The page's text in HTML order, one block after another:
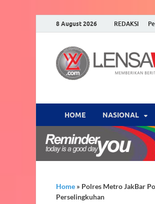
8 August 2026 REDAKSI
HOME NASIONAL
Home » Polres Metro JakBar
Perselingkuhan